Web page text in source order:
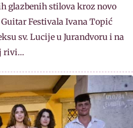
glazbenih stilova kroz novo
Festivala Ivana Topić
sv. Lucije u Jurandvoru i na
rivi…